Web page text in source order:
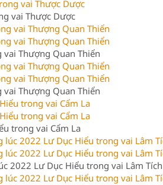
vai Thược Dược
vai Thượng Quan Thiển
vai Thượng Quan Thiển
trong vai Cẩm La
2022 Lư Dục Hiểu trong vai Lâm Tích